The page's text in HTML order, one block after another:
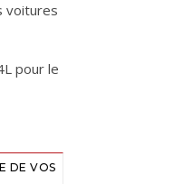
voitures
pour le
DE VOS